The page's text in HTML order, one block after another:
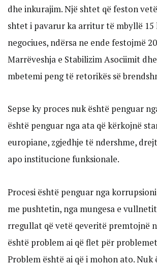
dhe inkurajim. Një shtet që feston
shtet i pavarur ka arritur të mbyllë 15
negociues, ndërsa ne ende festojmë
Marrëveshja e Stabilizim Asociimit
mbetemi peng të retorikës së
Sepse ky proces nuk është penguar
është penguar nga ata që kërkojnë
europiane, zgjedhje të ndershme,
apo institucione funksionale.
Procesi është penguar nga
me pushtetin, nga mungesa e
rregullat që vetë qeveritë premtojnë
është problem ai që flet për
Problem është ai që i mohon ato. Nuk